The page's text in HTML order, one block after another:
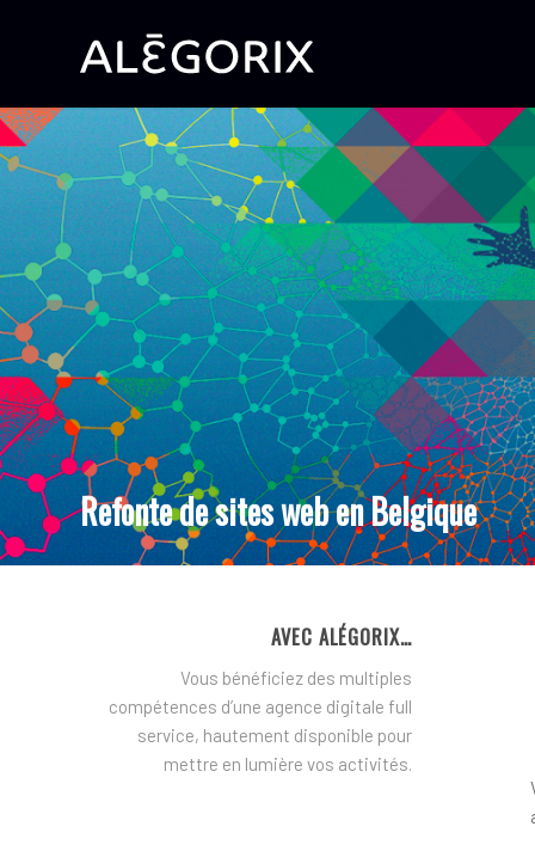
Refonte de sites web en Belgique
AVEC ALÉGORIX…
Vous bénéficiez des multiples
compétences d’une agence digitale full
service, hautement disponible pour
mettre en lumière vos activités.